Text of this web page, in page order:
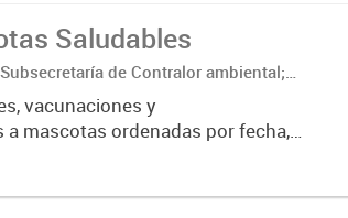
Saludables
de Contralor ambiental;
sustentable
vacunaciones y
mascotas ordenadas por fecha,